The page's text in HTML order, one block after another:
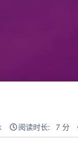
阅读时长: 7 分